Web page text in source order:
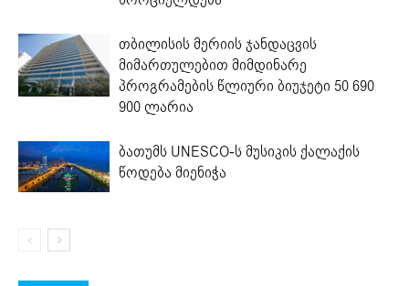
თბილისის მერიის ჯანდაცვის
მიმართულებით მიმდინარე
პროგრამების წლიური ბიუჯეტი 50 690
900 ლარია
ბათუმს UNESCO-ს მუსიკის ქალაქის
წოდება მიენიჭა